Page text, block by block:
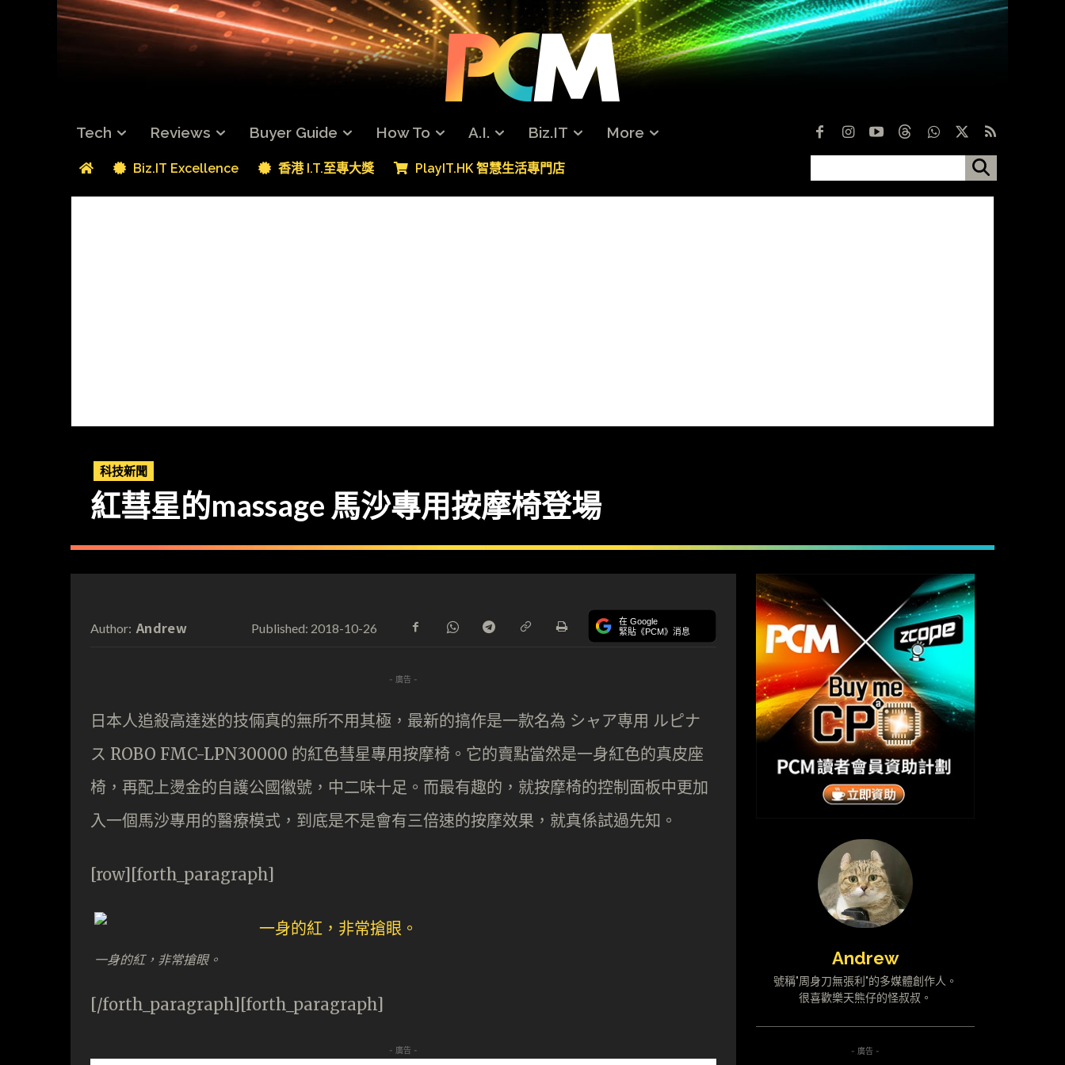
Tech Reviews Buyer Guide How To A.I. Biz.IT More
Biz.IT Excellence 香港 I.T.至專大獎 PlayIT.HK 智慧生活專門店
科技新聞
紅彗星的massage 馬沙專用按摩椅登場
Author: Andrew Published: 2018-10-26 在 Google
緊貼《PCM》消息
- 廣告 -
日本人追殺高達迷的技倆真的無所不用其極，最新的搞作是一款名為 シャア専用 ルピナ
ス ROBO FMC-LPN30000 的紅色彗星專用按摩椅。它的賣點當然是一身紅色的真皮座
椅，再配上燙金的自護公國徽號，中二味十足。而最有趣的，就按摩椅的控制面板中更加
入一個馬沙專用的醫療模式，到底是不是會有三倍速的按摩效果，就真係試過先知。
[row][forth_paragraph]
一身的紅，非常搶眼。
[/forth_paragraph][forth_paragraph]
- 廣告 -
Andrew
號稱"周身刀無張利"的多媒體創作人。
很喜歡樂天熊仔的怪叔叔。
- 廣告 -